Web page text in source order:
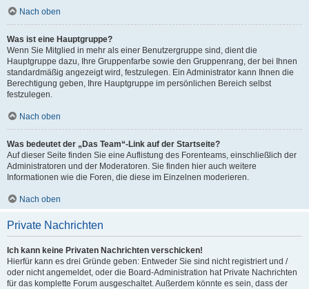
Nach oben
Was ist eine Hauptgruppe?
Wenn Sie Mitglied in mehr als einer Benutzergruppe sind, dient die
Hauptgruppe dazu, Ihre Gruppenfarbe sowie den Gruppenrang, der bei Ihnen
standardmäßig angezeigt wird, festzulegen. Ein Administrator kann Ihnen die
Berechtigung geben, Ihre Hauptgruppe im persönlichen Bereich selbst
festzulegen.
Nach oben
Was bedeutet der „Das Team“-Link auf der Startseite?
Auf dieser Seite finden Sie eine Auflistung des Forenteams, einschließlich der
Administratoren und der Moderatoren. Sie finden hier auch weitere
Informationen wie die Foren, die diese im Einzelnen moderieren.
Nach oben
Private Nachrichten
Ich kann keine Privaten Nachrichten verschicken!
Hierfür kann es drei Gründe geben: Entweder Sie sind nicht registriert und /
oder nicht angemeldet, oder die Board-Administration hat Private Nachrichten
für das komplette Forum ausgeschaltet. Außerdem könnte es sein, dass der